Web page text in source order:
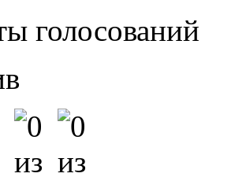
голосований